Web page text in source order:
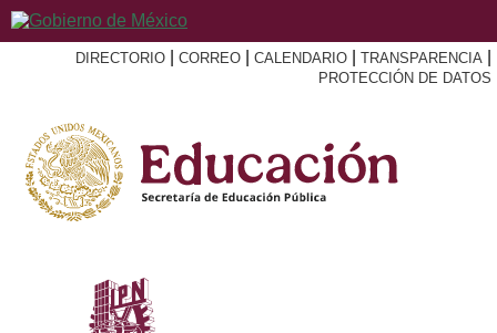
DIRECTORIO CORREO CALENDARIO TRANSPARENCIA
PROTECCIÓN DE DATOS